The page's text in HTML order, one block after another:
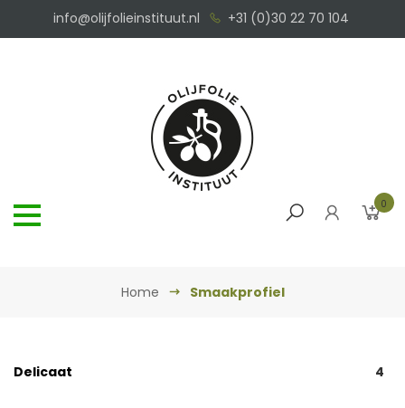
info@olijfolieinstituut.nl +31 (0)30 22 70 104
0
Home Smaakprofiel
Delicaat 4